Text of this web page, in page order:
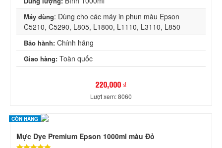
Máy dùng: Dùng cho các máy in phun màu Epson
C5210, C5290, L805, L1800, L1110, L3110, L850
Bảo hành: Chính hãng
Giao hàng: Toàn quốc
220,000 ₫
Lượt xem: 8060
CÒN HÀNG
Mực Dye Premium Epson 1000ml màu Đỏ